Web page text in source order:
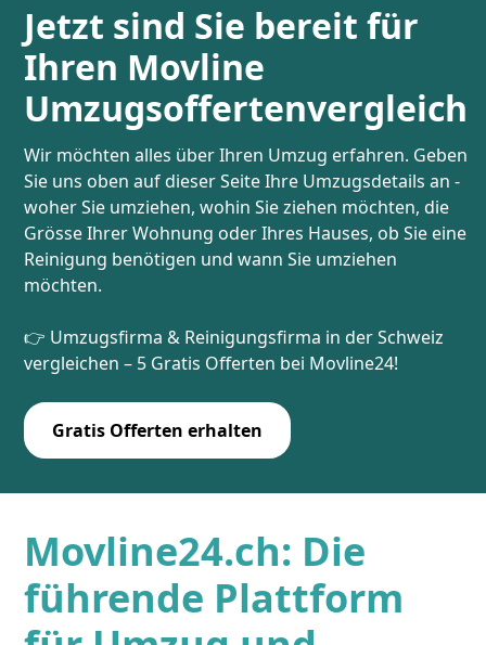
Jetzt sind Sie bereit für
Ihren Movline
Umzugsoffertenvergleich
Wir möchten alles über Ihren Umzug erfahren. Geben
Sie uns oben auf dieser Seite Ihre Umzugsdetails an -
woher Sie umziehen, wohin Sie ziehen möchten, die
Grösse Ihrer Wohnung oder Ihres Hauses, ob Sie eine
Reinigung benötigen und wann Sie umziehen
möchten.
👉 Umzugsfirma & Reinigungsfirma in der Schweiz
vergleichen – 5 Gratis Offerten bei Movline24!
Gratis Offerten erhalten
Movline24.ch: Die
führende Plattform